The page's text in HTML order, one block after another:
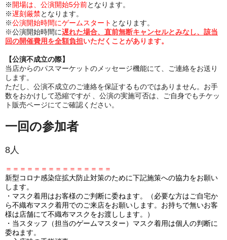
※開場は、公演開始5分前となります。
※遅刻厳禁となります。
※公演開始時間にゲームスタート となります。
※公演開始時間に遅れた場合、直前無断キャンセルとみなし、該当
回の開催費用を全額負担いただくことがあります。
【公演不成立の際】
当店からのパスマーケットのメッセージ機能にて、ご連絡をお送り
します。
ただし、公演不成立のご連絡を保証するものではありません。お手
数をおかけして恐縮ですが 、公演の実施可否は、ご自身でもチケッ
ト販売ページにてご確認ください。
一回の参加者
8人
＝＝＝＝＝＝＝＝＝＝＝＝＝＝＝
新型コロナ感染症拡大防止対策のために下記施策への協力をお願い
します。
・マスク着用はお客様のご判断に委ねます。（必要な方はご自宅か
ら不織布マスク着用でのご来店をお願いします。お持ちで無いお客
様は店舗にて不織布マスクをお渡しします。）
・当スタッフ（担当のゲームマスター）マスク着用は個人の判断に
委ねます。